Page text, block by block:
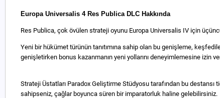
Europa Universalis 4 Res Publica DLC Hakkında
Res Publica, çok övülen strateji oyunu Europa Universalis IV için
Yeni bir hükümet türünün tanıtımına sahip olan bu genişleme,
genişletirken bonus kazanmanın yeni yollarını deneyimlemesine izin
Strateji Üstatları Paradox Geliştirme Stüdyosu tarafından bu
sahipseniz, çağlar boyunca süren bir imparatorluk haline gelebilirsiniz.